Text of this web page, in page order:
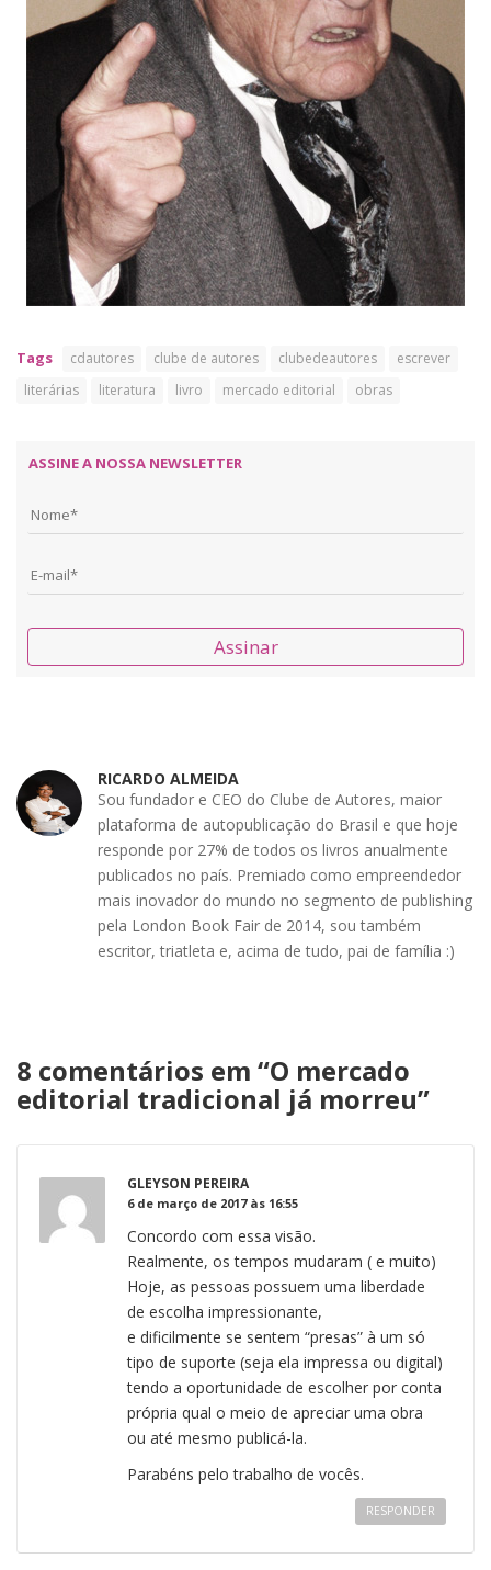
Tags cdautores clube de autores clubedeautores
escrever
literárias
literatura livro mercado editorial obras
ASSINE A NOSSA NEWSLETTER
Assinar
RICARDO ALMEIDA
Sou fundador e CEO do Clube de Autores, maior
plataforma de autopublicação do Brasil e que hoje
responde por 27% de todos os livros anualmente
publicados no país. Premiado como empreendedor
mais inovador do mundo no segmento de publishing
pela London Book Fair de 2014, sou também
escritor, triatleta e, acima de tudo, pai de família :)
8 comentários em “O mercado
editorial tradicional já morreu”
GLEYSON PEREIRA
6 de março de 2017 às 16:55
Concordo com essa visão.
Realmente, os tempos mudaram ( e muito)
Hoje, as pessoas possuem uma liberdade
de escolha impressionante,
e dificilmente se sentem “presas” à um só
tipo de suporte (seja ela impressa ou digital)
tendo a oportunidade de escolher por conta
própria qual o meio de apreciar uma obra
ou até mesmo publicá-la.
Parabéns pelo trabalho de vocês.
RESPONDER